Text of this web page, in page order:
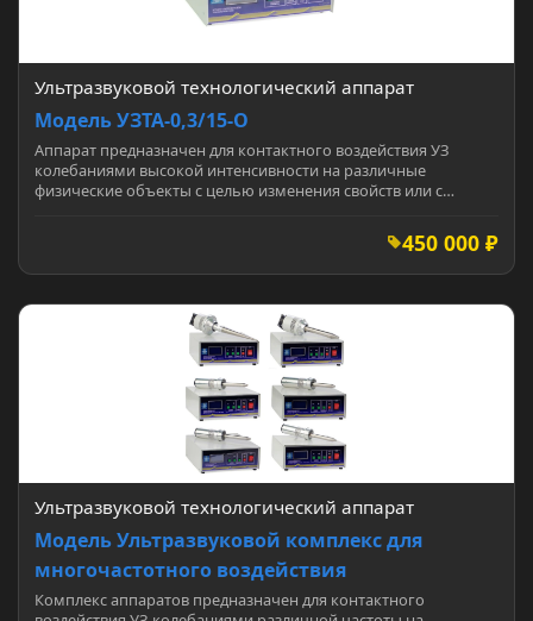
Ультразвуковой технологический аппарат
Модель УЗТА-0,3/15-О
Аппарат предназначен для контактного воздействия УЗ
колебаниями высокой интенсивности на различные
физические объекты с целью изменения свойств или с…
450 000 ₽
Ультразвуковой технологический аппарат
Модель Ультразвуковой комплекс для
многочастотного воздействия
Комплекс аппаратов предназначен для контактного